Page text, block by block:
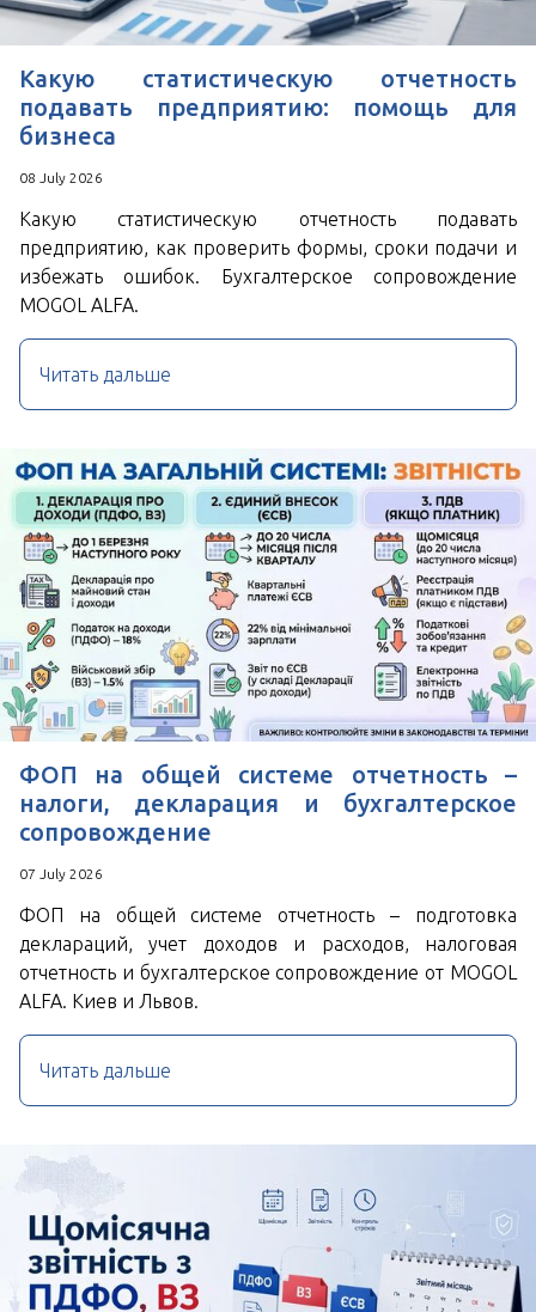
Пользовательским соглашением
Какую статистическую отчетность
подавать предприятию: помощь для
бизнеса
08 July 2026
Какую статистическую отчетность подавать
предприятию, как проверить формы, сроки подачи и
избежать ошибок. Бухгалтерское сопровождение
MOGOL ALFA.
Читать дальше
ФОП на общей системе отчетность –
налоги, декларация и бухгалтерское
сопровождение
07 July 2026
ФОП на общей системе отчетность – подготовка
деклараций, учет доходов и расходов, налоговая
отчетность и бухгалтерское сопровождение от MOGOL
ALFA. Киев и Львов.
Читать дальше